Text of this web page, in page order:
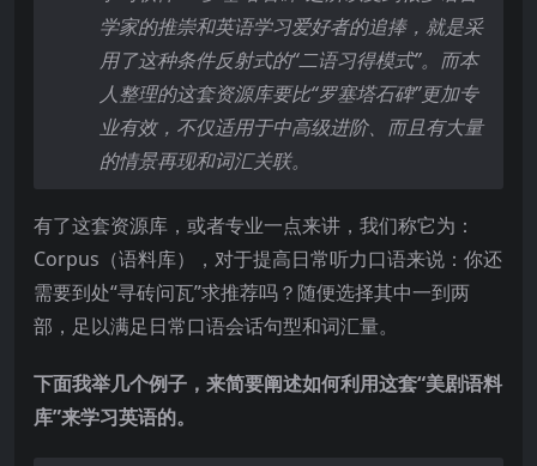
学家的推崇和英语学习爱好者的追捧，就是采
用了这种条件反射式的“二语习得模式”。而本
人整理的这套资源库要比“罗塞塔石碑”更加专
业有效，不仅适用于中高级进阶、而且有大量
的情景再现和词汇关联。
有了这套资源库，或者专业一点来讲，我们称它为：
Corpus（语料库），对于提高日常听力口语来说：你还
需要到处“寻砖问瓦”求推荐吗？随便选择其中一到两
部，足以满足日常口语会话句型和词汇量。
下面我举几个例子，来简要阐述如何利用这套“美剧语料
库”来学习英语的。